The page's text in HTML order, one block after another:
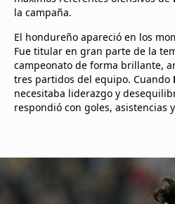
la campaña.
El hondureño apareció en los
Fue titular en gran parte de la
campeonato de forma brillante,
tres partidos del equipo. Cuando
necesitaba liderazgo y
respondió con goles, asistencias